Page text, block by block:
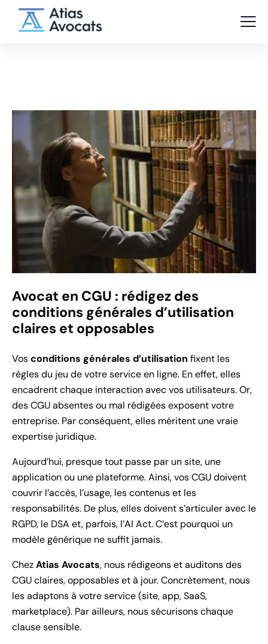
Avocat en CGU : rédigez des
conditions générales d’utilisation
claires et opposables
Vosconditions générales d’utilisation fixent les
règles du jeu de votre service en ligne. En effet, elles
encadrent chaque interaction avec vos utilisateurs. Or,
des CGU absentes ou mal rédigées exposent votre
entreprise. Par conséquent, elles méritent une vraie
expertise juridique.
Aujourd’hui, presque tout passe par un site, une
application ou une plateforme. Ainsi, vos CGU doivent
couvrir l’accès, l’usage, les contenus et les
responsabilités. De plus, elles doivent s’articuler avec le
RGPD, le DSA et, parfois, l’AI Act. C’est pourquoi un
modèle générique ne suffit jamais.
ChezAtias Avocats, nous rédigeons et auditons des
CGU claires, opposables et à jour. Concrètement, nous
les adaptons à votre service (site, app, SaaS,
marketplace). Par ailleurs, nous sécurisons chaque
clause sensible.